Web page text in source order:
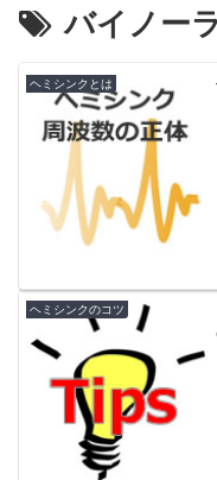
バイノー
ヘミシンクとは
ヘミシンクのコツ